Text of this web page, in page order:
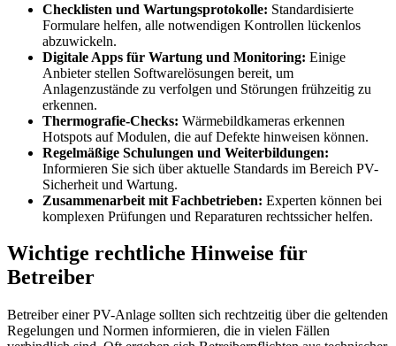
Checklisten und Wartungsprotokolle: Standardisierte
Formulare helfen, alle notwendigen Kontrollen lückenlos
abzuwickeln.
Digitale Apps für Wartung und Monitoring: Einige
Anbieter stellen Softwarelösungen bereit, um
Anlagenzustände zu verfolgen und Störungen frühzeitig zu
erkennen.
Thermografie-Checks: Wärmebildkameras erkennen
Hotspots auf Modulen, die auf Defekte hinweisen können.
Regelmäßige Schulungen und Weiterbildungen:
Informieren Sie sich über aktuelle Standards im Bereich PV-
Sicherheit und Wartung.
Zusammenarbeit mit Fachbetrieben: Experten können bei
komplexen Prüfungen und Reparaturen rechtssicher helfen.
Wichtige rechtliche Hinweise für
Betreiber
Betreiber einer PV-Anlage sollten sich rechtzeitig über die geltenden
Regelungen und Normen informieren, die in vielen Fällen